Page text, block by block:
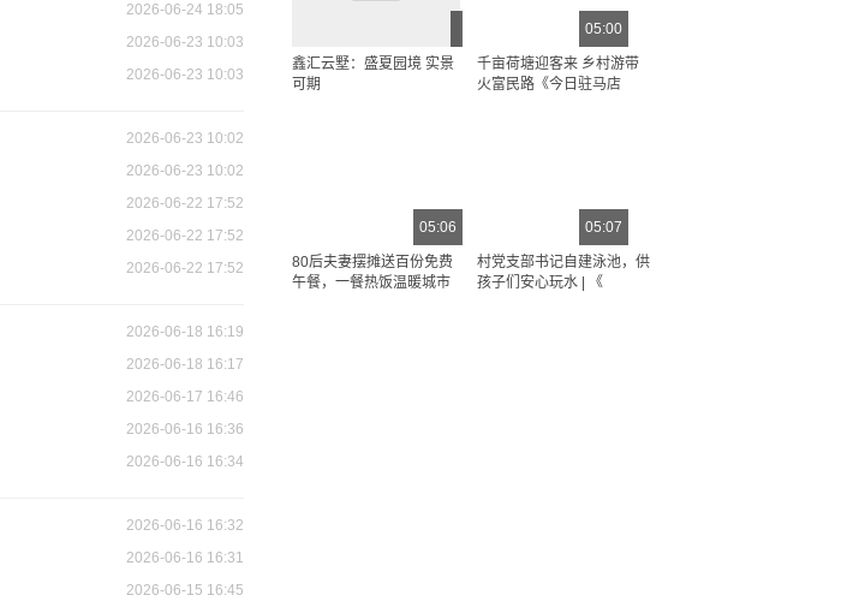
2026-06-24 18:05
2026-06-23 10:03
2026-06-23 10:03
2026-06-23 10:02
2026-06-23 10:02
2026-06-22 17:52
2026-06-22 17:52
2026-06-22 17:52
2026-06-18 16:19
2026-06-18 16:17
2026-06-17 16:46
2026-06-16 16:36
2026-06-16 16:34
2026-06-16 16:32
2026-06-16 16:31
2026-06-15 16:45
鑫汇云墅：盛夏园境 实景
可期
05:00
千亩荷塘迎客来 乡村游带
火富民路《今日驻马店
05:06
80后夫妻摆摊送百份免费
午餐，一餐热饭温暖城市
05:07
村党支部书记自建泳池，供
孩子们安心玩水 | 《